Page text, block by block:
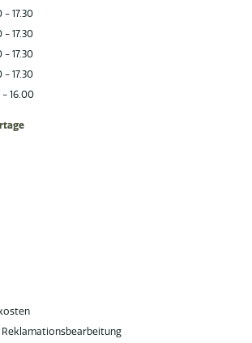
- 17.30
- 17.30
- 17.30
- 17.30
- 16.00